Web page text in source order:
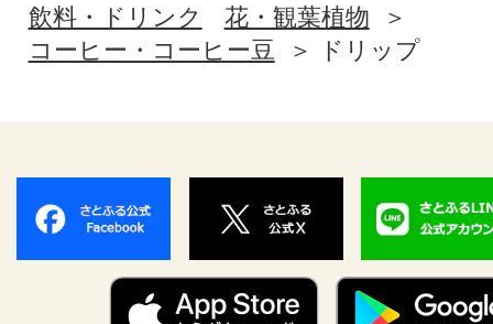
飲料・ドリンク
花・観葉植物
コーヒー・コーヒー豆
ドリップ